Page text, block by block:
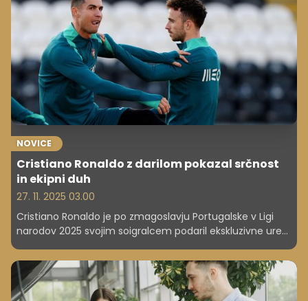
NOVICE
Cristiano Ronaldo z darilom pokazal srčnost
in ekipni duh
27. 11. 2025 03.00
Cristiano Ronaldo je po zmagoslavju Portugalske v Ligi
narodov 2025 svojim soigralcem podaril ekskluzivne ure
in spoštovanje do pokojnega Dioga Jote.